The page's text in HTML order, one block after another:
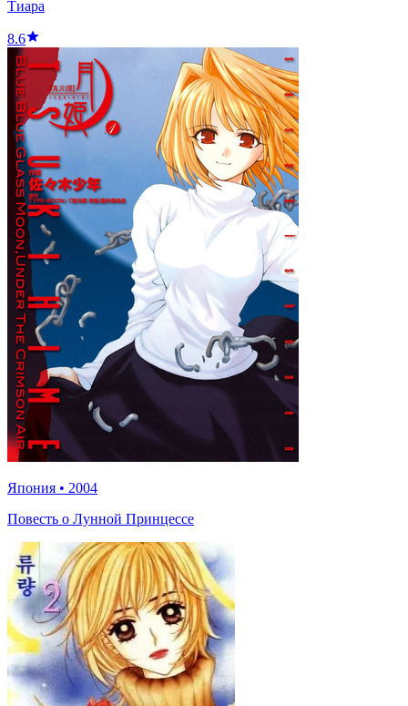
Тиара
8.6
Япония • 2004
Повесть о Лунной Принцессе